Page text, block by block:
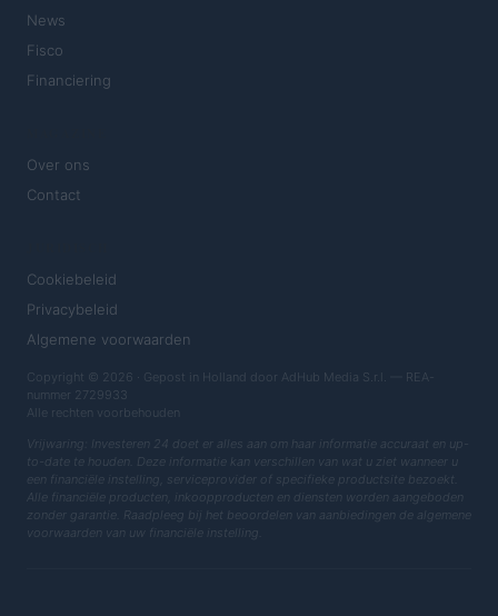
News
Fisco
Financiering
Over ons
Contact
Cookiebeleid
Privacybeleid
Algemene voorwaarden
Copyright © 2026 · Gepost in Holland door AdHub Media S.r.l. — REA-
nummer 2729933
Alle rechten voorbehouden
Vrijwaring: Investeren 24 doet er alles aan om haar informatie accuraat en up-
to-date te houden. Deze informatie kan verschillen van wat u ziet wanneer u
een financiële instelling, serviceprovider of specifieke productsite bezoekt.
Alle financiële producten, inkoopproducten en diensten worden aangeboden
zonder garantie. Raadpleeg bij het beoordelen van aanbiedingen de algemene
voorwaarden van uw financiële instelling.